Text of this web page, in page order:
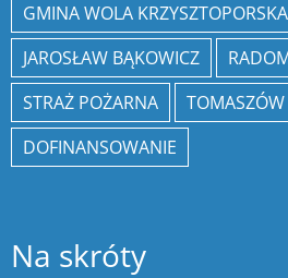
GMINA WOLA KRZYSZTOPORSKA
JAROSŁAW BĄKOWICZ
STRAŻ POŻARNA
TOMASZÓW
DOFINANSOWANIE
Na skróty